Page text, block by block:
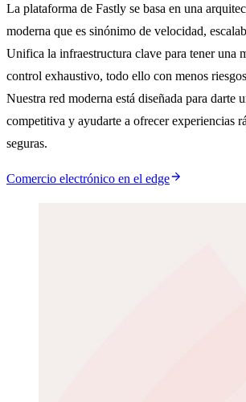
La plataforma de Fastly se basa en una
moderna que es sinónimo de velocidad,
Unifica la infraestructura clave para tener una
control exhaustivo, todo ello con menos
Nuestra red moderna está diseñada para darte
competitiva y ayudarte a ofrecer experiencias
seguras.
Comercio electrónico en el edge